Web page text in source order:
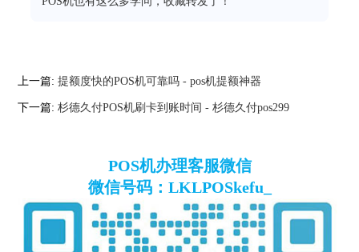
上一篇:提额度快的POS机可靠吗 - pos机提额神器
下一篇:杉德久付POS机刷卡到账时间 - 杉德久付pos299
POS机办理客服微信
微信号码：LKLPOSkefu_